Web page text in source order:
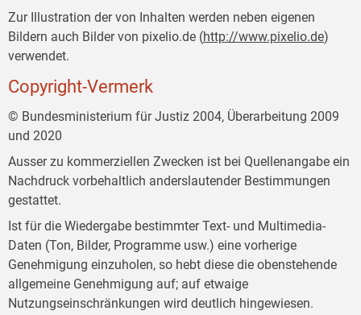
Zur Illustration der von Inhalten werden neben eigenen
Bildern auch Bilder von pixelio.de (http://www.pixelio.de)
verwendet.
Copyright-Vermerk
© Bundesministerium für Justiz 2004, Überarbeitung 2009
und 2020
Ausser zu kommerziellen Zwecken ist bei Quellenangabe ein
Nachdruck vorbehaltlich anderslautender Bestimmungen
gestattet.
Ist für die Wiedergabe bestimmter Text- und Multimedia-
Daten (Ton, Bilder, Programme usw.) eine vorherige
Genehmigung einzuholen, so hebt diese die obenstehende
allgemeine Genehmigung auf; auf etwaige
Nutzungseinschränkungen wird deutlich hingewiesen.